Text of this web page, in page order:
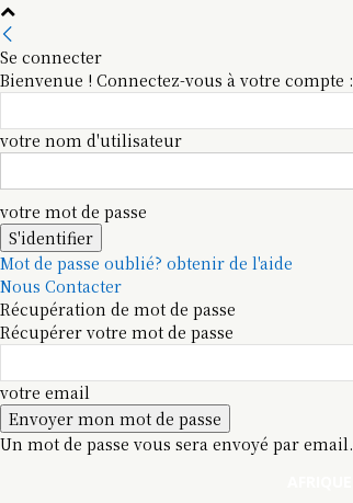
Se connecter
Bienvenue ! Connectez-vous à votre compte :
votre nom d'utilisateur
votre mot de passe
Mot de passe oublié? obtenir de l'aide
Nous Contacter
Récupération de mot de passe
Récupérer votre mot de passe
votre email
Un mot de passe vous sera envoyé par email.